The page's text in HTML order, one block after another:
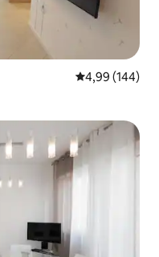
4,99 af 5 í
4,99 (144)